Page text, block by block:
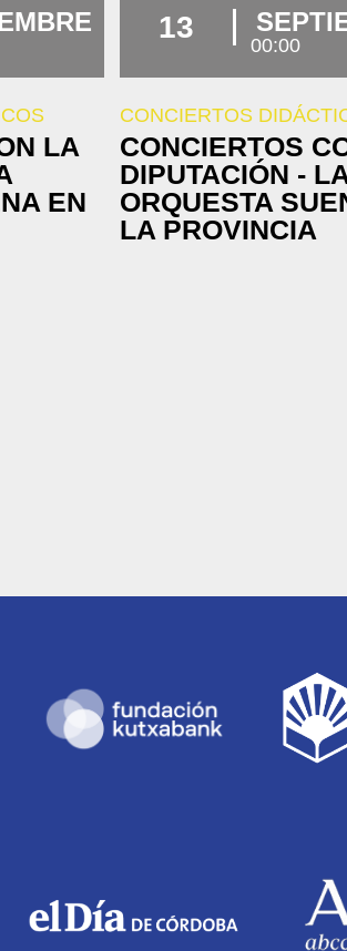
LA
EN
13
00:00
CONCIERTOS
CONCIERTOS
DIPUTACIÓN -
ORQUESTA
LA PROVINCIA